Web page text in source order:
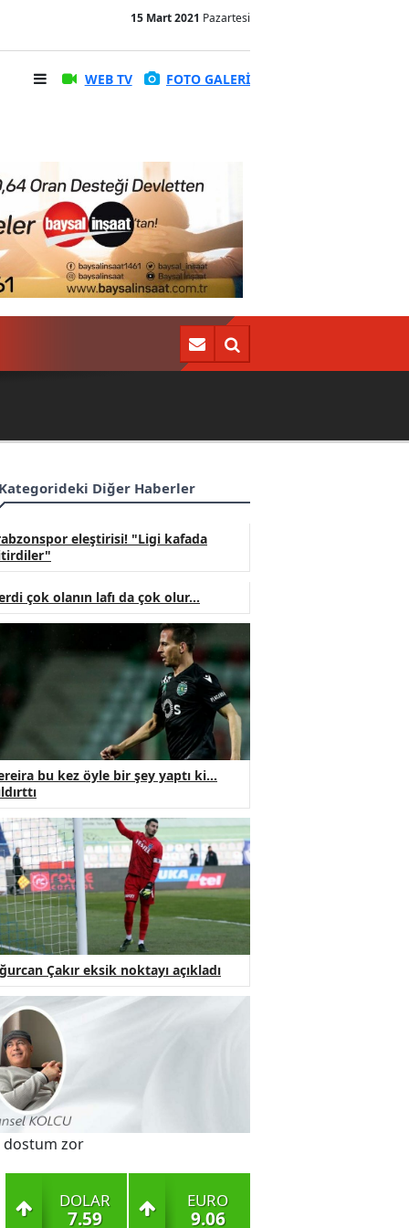
15 Mart 2021 Pazartesi
WEB TV FOTO GALERİ
Uğurcan Çakır eksik noktayı açıkladı
Diğer Haberler
eleştirisi! "Ligi kafada
çok olanın lafı da çok olur...
bu kez öyle bir şey yaptı ki...
Çakır eksik noktayı açıkladı
dostum zor
DOLAR
7.59
EURO
9.06